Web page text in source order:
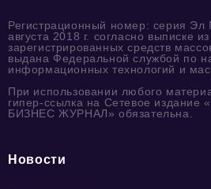
Регистрационный номер: серия
августа 2018 г. согласно выписке
зарегистрированных средств
выдана Федеральной службой по
информационных технологий и
При использовании любого
гипер-ссылка на Сетевое
БИЗНЕС ЖУРНАЛ» обязательна.
Новости